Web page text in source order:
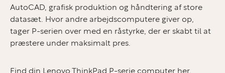
AutoCAD, grafisk produktion og håndtering af store
datasæt. Hvor andre arbejdscomputere giver op,
tager P-serien over med en råstyrke, der er skabt til at
præstere under maksimalt pres.
Find din Lenovo ThinkPad P-serie computer her.